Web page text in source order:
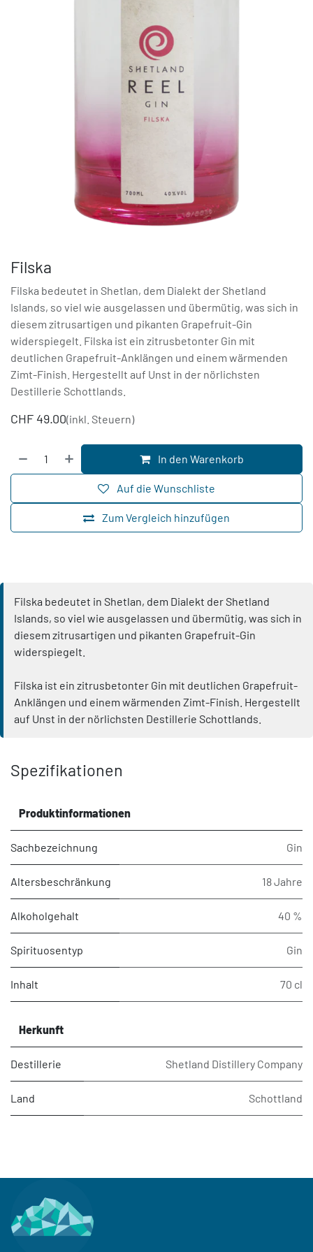
Filska
Filska bedeutet in Shetlan, dem Dialekt der Shetland
Islands, so viel wie ausgelassen und übermütig, was sich in
diesem zitrusartigen und pikanten Grapefruit-Gin
widerspiegelt. Filska ist ein zitrusbetonter Gin mit
deutlichen Grapefruit-Anklängen und einem wärmenden
Zimt-Finish. Hergestellt auf Unst in der nörlichsten
Destillerie Schottlands.
CHF 49.00(inkl. Steuern)
In den Warenkorb
Zum Vergleich hinzufügen
Auf die Wunschliste
Filska bedeutet in Shetlan, dem Dialekt der Shetland
Islands, so viel wie ausgelassen und übermütig, was sich in
diesem zitrusartigen und pikanten Grapefruit-Gin
widerspiegelt.
Filska ist ein zitrusbetonter Gin mit deutlichen Grapefruit-
Anklängen und einem wärmenden Zimt-Finish. Hergestellt
auf Unst in der nörlichsten Destillerie Schottlands.
Spezifikationen
Produktinformationen
Sachbezeichnung Gin
Altersbeschränkung 18 Jahre
Alkoholgehalt 40 %
Spirituosentyp Gin
Inhalt 70 cl
Herkunft
Destillerie Shetland Distillery Company
Land Schottland